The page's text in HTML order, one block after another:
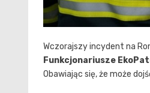
Wczorajszy incydent na
Funkcjonariusze
Obawiając się, że może